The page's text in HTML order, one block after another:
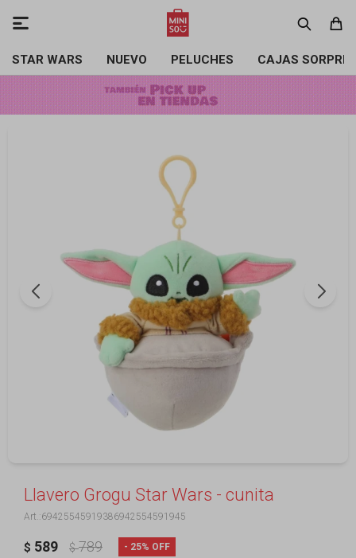
STAR WARS NUEVO PELUCHES CAJAS

Llavero Grogu Star Wars - cunita
69425545919386942554591945
$ 589 $ 789 25